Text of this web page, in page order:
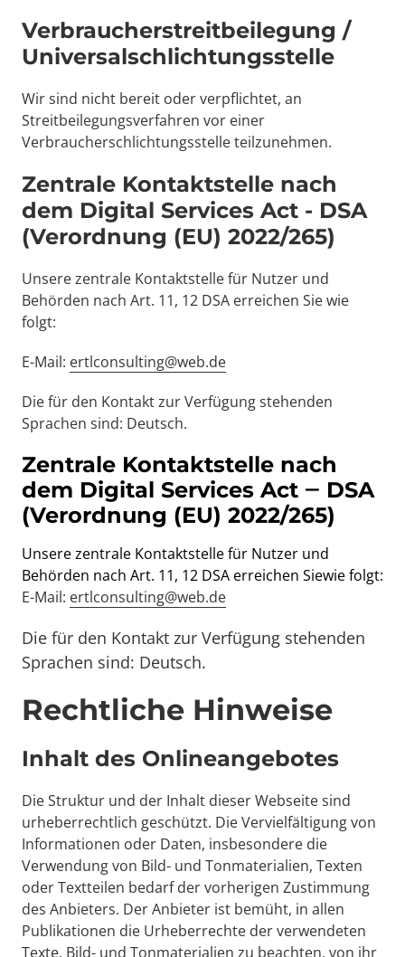
Verbraucherstreitbeilegung /
Universalschlichtungsstelle
Wir sind nicht bereit oder verpflichtet, an
Streitbeilegungsverfahren vor einer
Verbraucherschlichtungsstelle teilzunehmen.
Zentrale Kontaktstelle nach
dem Digital Services Act - DSA
(Verordnung (EU) 2022/265)
Unsere zentrale Kontaktstelle für Nutzer und
Behörden nach Art. 11, 12 DSA erreichen Sie wie
folgt:
E-Mail: ertlconsulting@web.de
Die für den Kontakt zur Verfügung stehenden
Sprachen sind: Deutsch.
Zentrale Kontaktstelle
dem Digital Services Act ‒
DSA
(Verordnung (EU) 2022/265)
Unsere zentrale Kontaktstelle für Nutzer
Behörden nach Art. 11, 12 DSA erreichen Siewie
E-Mail: ertlconsulting@web.de
Die für den Kontakt zur Verfügung stehenden
Sprachen sind: Deutsch.
Rechtliche Hinweise
Inhalt des Onlineangebotes
Die Struktur und der Inhalt dieser Webseite sind
urheberrechtlich geschützt. Die Vervielfältigung von
Informationen oder Daten, insbesondere die
Verwendung von Bild- und Tonmaterialien, Texten
oder Textteilen bedarf der vorherigen Zustimmung
des Anbieters. Der Anbieter ist bemüht, in allen
Publikationen die Urheberrechte der verwendeten
Texte, Bild- und Tonmaterialien zu beachten, von ihr